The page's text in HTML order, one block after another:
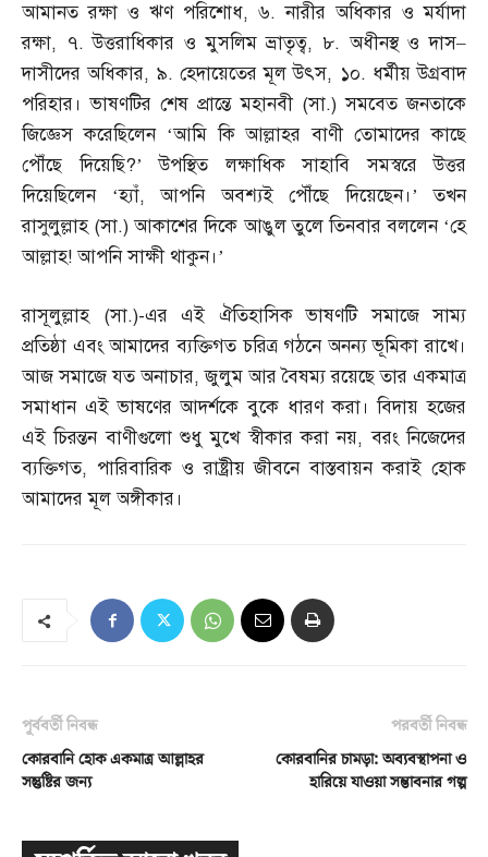
আমানত রক্ষা ও ঋণ পরিশোধ, ৬.নারীর অধিকার ও মর্যাদা
রক্ষা, ৭.উত্তরাধিকার ও মুসলিম ভ্রাতৃত্ব, ৮.অধীনস্থ ও দাস–
দাসীদের অধিকার, ৯. হেদায়েতের মূল উৎস, ১০. ধর্মীয় উগ্রবাদ
পরিহার। ভাষণটির শেষ প্রান্তে মহানবী (সা.)সমবেত জনতাকে
জিজ্ঞেস করেছিলেন ‘আমি কি আল্লাহর বাণী তোমাদের কাছে
পৌঁছে দিয়েছি?’উপস্থিত লক্ষাধিক সাহাবি সমস্বরে উত্তর
দিয়েছিলেন ‘হ্যাঁ,আপনি অবশ্যই পৌঁছে দিয়েছেন।’ তখন
রাসুলুল্লাহ (সা.)আকাশের দিকে আঙুল তুলে তিনবার বললেন ‘হে
আল্লাহ!আপনি সাক্ষী থাকুন।’
রাসূলুল্লাহ (সা.)-এর এই ঐতিহাসিক ভাষণটি সমাজে সাম্য
প্রতিষ্ঠা এবং আমাদের ব্যক্তিগত চরিত্র গঠনে অনন্য ভূমিকা রাখে।
আজ সমাজে যত অনাচার,জুলুম আর বৈষম্য রয়েছে তার একমাত্র
সমাধান এই ভাষণের আদর্শকে বুকে ধারণ করা। বিদায় হজের
এই চিরন্তন বাণীগুলো শুধু মুখে স্বীকার করা নয়,বরং নিজেদের
ব্যক্তিগত, পারিবারিক ও রাষ্ট্রীয় জীবনে বাস্তবায়ন করাই হোক
আমাদের মূল অঙ্গীকার।
পূর্ববর্তী নিবন্ধ
কোরবানি হোক একমাত্র আল্লাহর
সন্তুষ্টির জন্য
পরবর্তী নিবন্ধ
কোরবানির চামড়া: অব্যবস্থাপনা ও
হারিয়ে যাওয়া সম্ভাবনার গল্প